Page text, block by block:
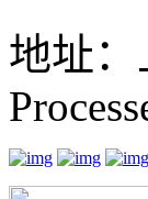
地址：